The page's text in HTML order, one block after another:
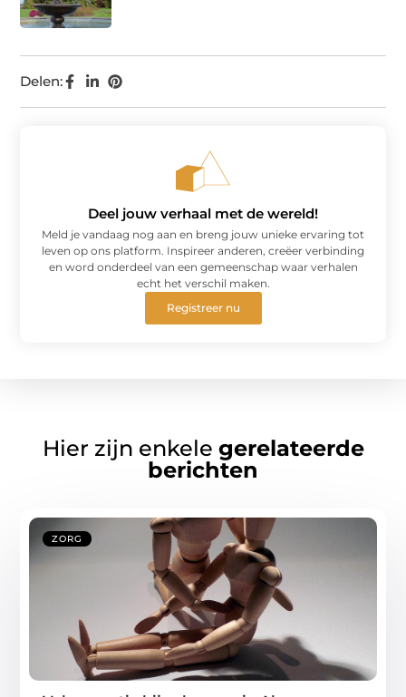
Delen:
Deel jouw verhaal met de wereld!
Meld je vandaag nog aan en breng jouw unieke ervaring tot
leven op ons platform. Inspireer anderen, creëer verbinding
en word onderdeel van een gemeenschap waar verhalen
echt het verschil maken.
Registreer nu
Hier zijn enkele gerelateerde
berichten
ZORG